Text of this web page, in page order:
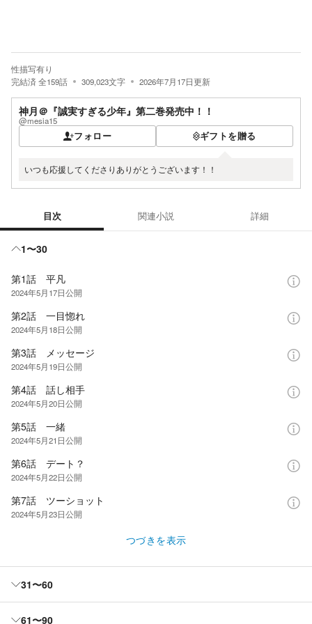
性描写有り
完結済全159話 309,023文字 2026年7月17日更新
神月＠『誠実すぎる少年』第二巻発売中！！
@mesia15
フォロー ギフトを贈る
いつも応援してくださりありがとうございます！！
目次 関連小説 詳細
1〜30
第1話 平凡
2024年5月17日公開
第2話 一目惚れ
2024年5月18日公開
第3話 メッセージ
2024年5月19日公開
第4話 話し相手
2024年5月20日公開
第5話 一緒
2024年5月21日公開
第6話 デート？
2024年5月22日公開
第7話 ツーショット
2024年5月23日公開
つづきを表示
31〜60
61〜90